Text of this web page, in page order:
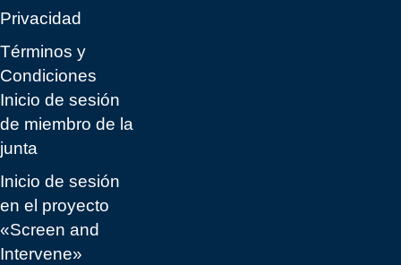
Privacidad
Términos y
Condiciones
Inicio de sesión
de miembro de la
junta
Inicio de sesión
en el proyecto
«Screen and
Intervene»